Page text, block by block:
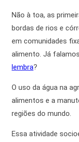
Não à toa, as
bordas de rios e
em comunidades
alimento. Já
lembra?
O uso da água na
alimentos e a
regiões do mundo.
Essa atividade